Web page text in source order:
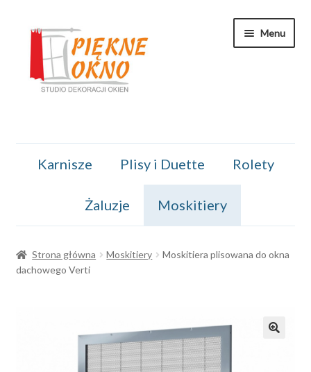
Przejdź
nawigacji
Przejdź
treści
Menu
Koszyk
Karnisze Plisy i Duette Rolety
Żaluzje Moskitiery
Strona główna Moskitiery
Moskitiera plisowana do okna
dachowego Verti